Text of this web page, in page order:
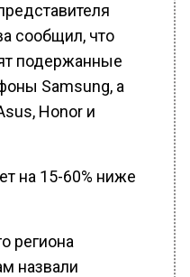
сообщил, что
подержанные
Samsung, а
Honor и
на 15-60% ниже
региона
назвали